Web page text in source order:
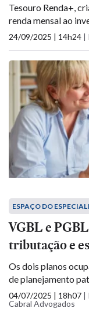
Tesouro Renda+,
renda mensal ao
24/09/2025 | 14h24 |
ESPAÇO DO
VGBL e
tributação e
Os dois planos
de planejamento
04/07/2025 | 18h07 |
Cabral Advogados